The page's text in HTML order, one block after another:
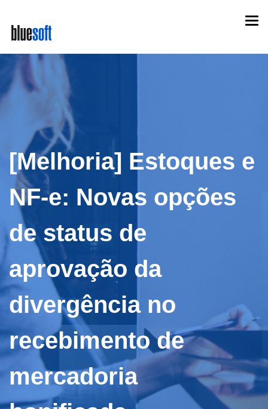
main
[Melhoria] Estoques e
NF-e: Novas opções
de status de
aprovação da
divergência no
recebimento de
mercadoria